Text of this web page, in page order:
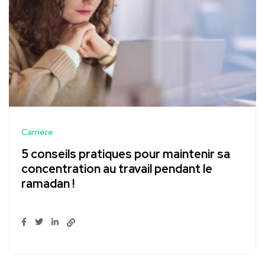
Carrière
5 conseils pratiques pour maintenir sa
concentration au travail pendant le
ramadan !